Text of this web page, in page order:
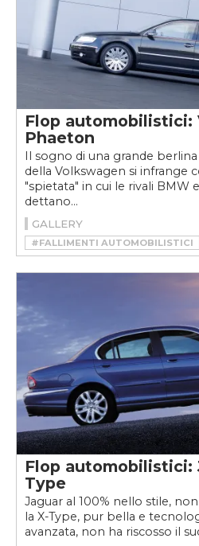
Flop automobilistici:
Phaeton
Il sogno di una grande berlina
della Volkswagen si infrange
"spietata" in cui le rivali BMW
dettano...
GALLERY
#FALLIMENTI AUTOMOBILISTICI
#VOLKSWAGEN
Flop automobilistici:
Type
Jaguar al 100% nello stile,
la X-Type, pur bella e
avanzata, non ha riscosso il